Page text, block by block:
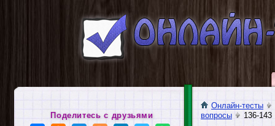
Онлайн-тесты
вопросы
136-143
Поделитесь с друзьями